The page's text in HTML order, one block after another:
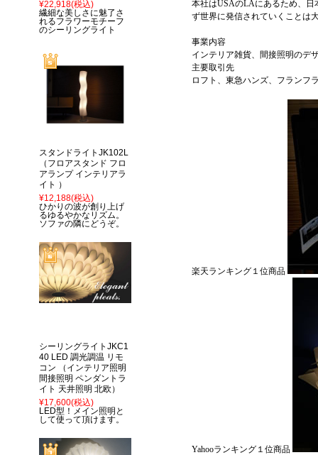
本社はUSAのLAにあるため、日
ず世界に発信されていくことは
事業内容
インテリア雑貨、間接照明のデ
主要取引先
ロフト、東急ハンズ、フランフ
楽天ランキング１位商品
Yahooランキング１位商品
¥22,918(税込)
繊細な美しさに魅了さ
れるフラワーモチーフ
のシーリングライト
スタンドライトJK102L
（フロアスタンド フロ
アランプ インテリアラ
イト ）
¥12,188(税込)
ひかりの波が創り上げ
るゆるやかなリズム。
ソファの隣にどうぞ。
シーリングライトJKC1
40 LED 調光調温 リモ
コン （インテリア照明
間接照明 ペンダントラ
イト 天井照明 北欧）
¥17,600(税込)
LED型！メイン照明と
して使って頂けます。